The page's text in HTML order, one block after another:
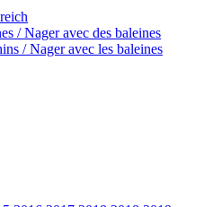
/ Nager avec des baleines
/ Nager avec les baleines